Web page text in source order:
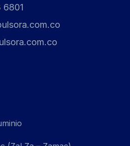
6801